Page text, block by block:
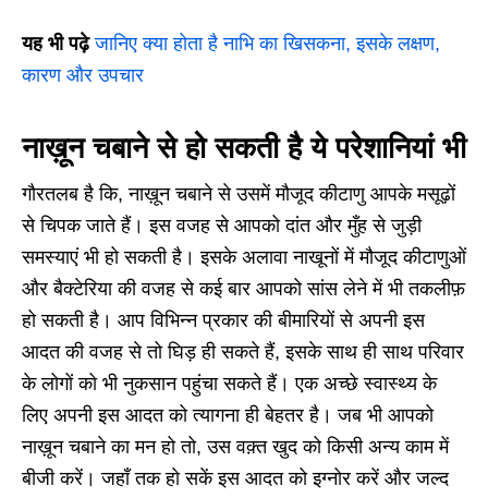
यह भी पढ़े जानिए क्या होता है नाभि का खिसकना, इसके लक्षण,
कारण और उपचार
नाख़ून चबाने से हो सकती है ये परेशानियां भी
गौरतलब है कि, नाख़ून चबाने से उसमें मौजूद कीटाणु आपके मसूढ़ों
से चिपक जाते हैं। इस वजह से आपको दांत और मुँह से जुड़ी
समस्याएं भी हो सकती है। इसके अलावा नाखूनों में मौजूद कीटाणुओं
और बैक्टेरिया की वजह से कई बार आपको सांस लेने में भी तकलीफ़
हो सकती है। आप विभिन्न प्रकार की बीमारियों से अपनी इस
आदत की वजह से तो घिड़ ही सकते हैं, इसके साथ ही साथ परिवार
के लोगों को भी नुकसान पहुंचा सकते हैं। एक अच्छे स्वास्थ्य के
लिए अपनी इस आदत को त्यागना ही बेहतर है। जब भी आपको
नाख़ून चबाने का मन हो तो, उस वक़्त खुद को किसी अन्य काम में
बीजी करें। जहाँ तक हो सकें इस आदत को इग्नोर करें और जल्द